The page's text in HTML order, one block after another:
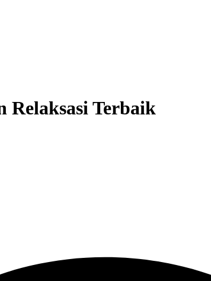
Relaksasi Terbaik